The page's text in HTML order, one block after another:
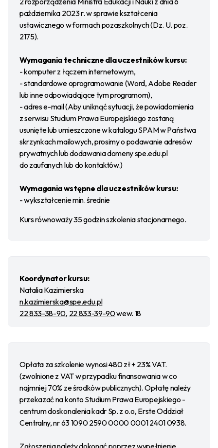
października 2023 r. w sprawie kształcenia
ustawicznego w formach pozaszkolnych (Dz. U. poz.
2175).
Wymagania techniczne dla uczestników kursu:
- komputer z łączem internetowym,
- standardowe oprogramowanie (Word, Adobe Reader
lub inne odpowiadające tym programom),
- adres e-mail (Aby uniknąć sytuacji, że powiadomienia
z serwisu Studium Prawa Europejskiego zostaną
usunięte lub umieszczone w katalogu SPAM w Państwa
skrzynkach mailowych, prosimy o podawanie adresów
prywatnych lub dodawania domeny spe.edu.pl
do zaufanych lub do kontaktów.)
Wymagania wstępne dla uczestników kursu:
- wykształcenie min. średnie
Kurs równoważy 35 godzin szkolenia stacjonarnego.
Koordynator kursu:
Natalia Kazimierska
n.kazimierska@spe.edu.pl
22 833-38-90, 22 833-39-90wew. 18
Opłata za szkolenie wynosi 480 zł + 23% VAT.
(zwolnione z VAT w przypadku finansowania w co
najmniej 70% ze środków publicznych). Opłatę należy
przekazać na konto Studium Prawa Europejskiego -
centrum doskonalenia kadr Sp. z o.o, Erste Oddział
Centralny, nr 63 1090 2590 0000 0001 2401 0938.
Zgłoszenia należy dokonać poprzez wypełnienie